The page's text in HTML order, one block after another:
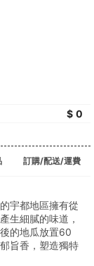
0
訂購/配送/運費
宇都地區擁有從
生細膩的味道，
的地瓜放置60
旨香，塑造獨特